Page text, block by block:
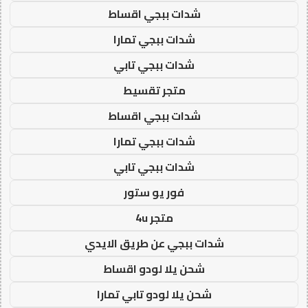
شدات ببجي اقساط
شدات ببجي تمارا
شدات ببجي تابي
متجر تقسيط
شدات ببجي اقساط
شدات ببجي تمارا
شدات ببجي تابي
فور يو ستور
متجر 4u
شدات ببجي عن طريق الايدي
شحن يلا لودو اقساط
شحن يلا لودو تابي تمارا